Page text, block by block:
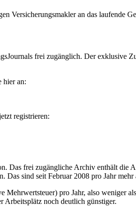
Versicherungsmakler an das laufende
frei zugänglich. Der exklusive
hier an:
registrieren:
Das frei zugängliche Archiv enthält die
Das sind seit Februar 2008 pro Jahr
Mehrwertsteuer) pro Jahr, also weniger
Arbeitsplätz noch deutlich günstiger.